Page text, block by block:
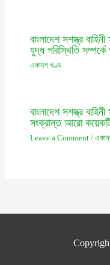
বাংলাদেশ সশস্ত্র
যুদ্ধ পরিস্থিতি সম্পর্কে
একাদশ খণ্ড
বাংলাদেশ সশস্ত্র
সংক্রান্ত আরো
Leave a Comment /